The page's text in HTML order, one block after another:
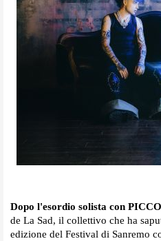
Dopo l'esordio solista con
de La Sad, il collettivo che ha
edizione del Festival di Sanremo